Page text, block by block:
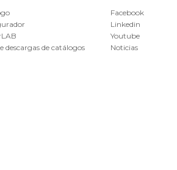
descargas de catálogos
Facebook
Linkedin
Youtube
Noticias